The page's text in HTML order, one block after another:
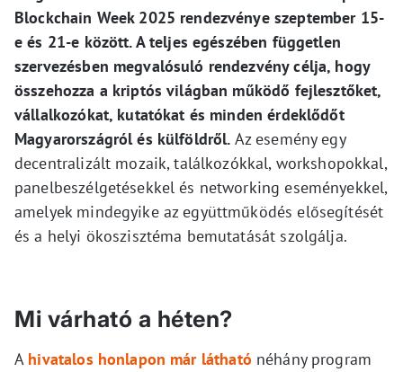
Blockchain Week 2025 rendezvénye szeptember 15-
e és 21-e között. A teljes egészében független
szervezésben megvalósuló rendezvény célja, hogy
összehozza a kriptós világban működő fejlesztőket,
vállalkozókat, kutatókat és minden érdeklődőt
Magyarországról és külföldről. Az esemény egy
decentralizált mozaik, találkozókkal, workshopokkal,
panelbeszélgetésekkel és networking eseményekkel,
amelyek mindegyike az együttműködés elősegítését
és a helyi ökoszisztéma bemutatását szolgálja.
Mi várható a héten?
A hivatalos honlapon már látható néhány program